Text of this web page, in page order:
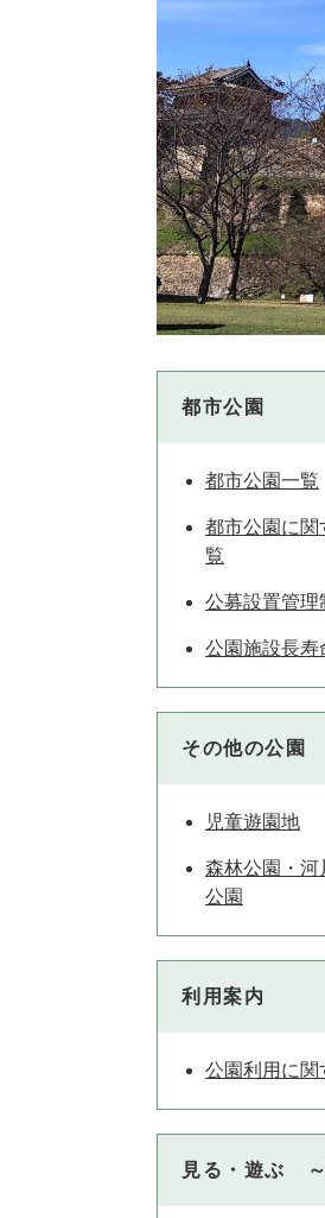
都市公園
都市公園一覧
都市公園に関
覧
公募設置管理
公園施設長寿
その他の公園
児童遊園地
森林公園・河
公園
利用案内
公園利用に関
見る・遊ぶ